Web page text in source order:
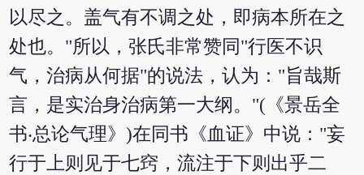
以尽之。盖气有不调之处，即病本所在之
处也。"所以，张氏非常赞同"行医不识
气，治病从何据"的说法，认为："旨哉斯
言，是实治身治病第一大纲。"(《景岳全
书‧总论气理》)在同书《血证》中说："妄
行于上则见于七窍，流注于下则出乎二